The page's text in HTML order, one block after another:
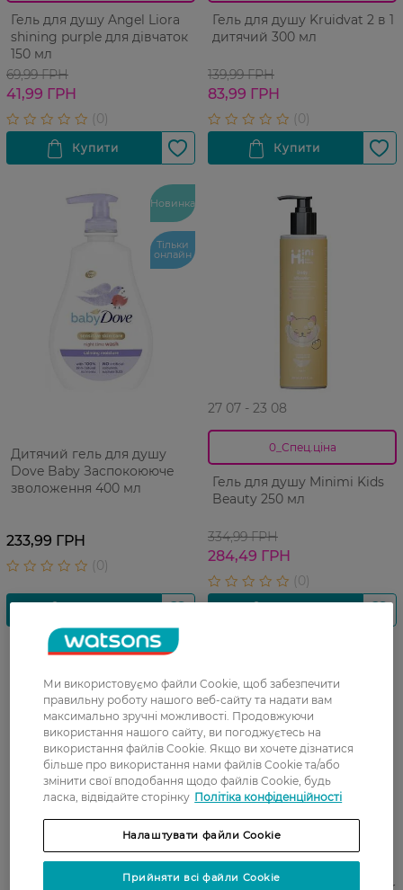
Гель для душу Angel Liora
shining purple для дівчаток
150 мл
69,99 ГРН
41,99 ГРН
Гель для душу Kruidvat 2 в 1
дитячий 300 мл
139,99 ГРН
83,99 ГРН
Новинка
Тільки
онлайн
Дитячий гель для душу
Dove Baby Заспокоююче
зволоження 400 мл
233,99 ГРН
27 07 - 23 08
0_Спец.ціна
Гель для душу Minimi Kids
Beauty 250 мл
334,99 ГРН
284,49 ГРН
Гель для душу Triuga
Гель для купання Bioderma
Ми використовуємо файли Cookie, щоб забезпечити
правильну роботу нашого веб-сайту та надати вам
максимально зручні можливості. Продовжуючи
використання нашого сайту, ви погоджуєтесь на
використання файлів Cookie. Якщо ви хочете дізнатися
більше про використання нами файлів Cookie та/або
змінити свої вподобання щодо файлів Cookie, будь
ласка, відвідайте сторінку Політіка конфіденційності
Налаштувати файли Cookie
Прийняти всі файли Cookie